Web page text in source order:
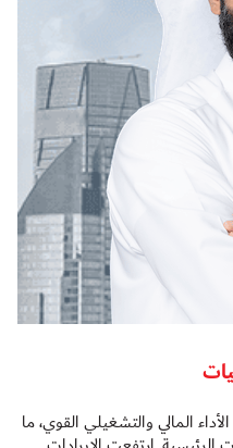
المالي والتشغيلي القوي، ما